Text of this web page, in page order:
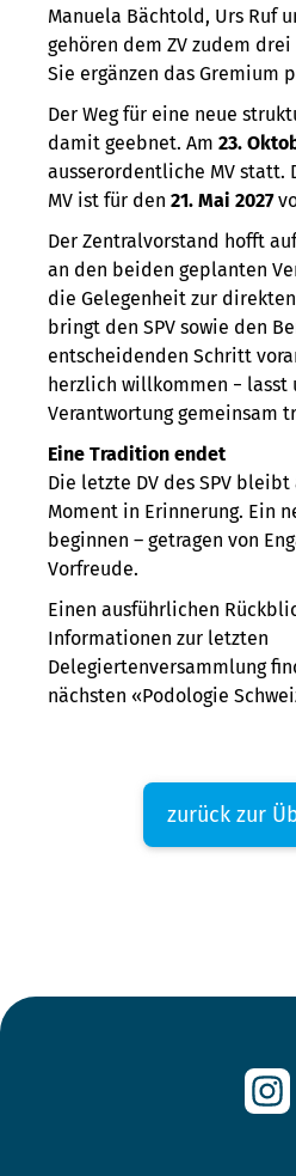
Manuela Bächtold, Urs Ruf
gehören dem ZV zudem
Sie ergänzen das Gremium
Der Weg für eine neue
damit geebnet. Am 23.
ausserordentliche MV statt.
MV ist für den 21. Mai 2027
Der Zentralvorstand hofft
an den beiden geplanten
die Gelegenheit zur
bringt den SPV sowie den
entscheidenden Schritt
herzlich willkommen − lasst
Verantwortung gemeinsam
Eine Tradition endet
Die letzte DV des SPV
Moment in Erinnerung. Ein
beginnen – getragen von
Vorfreude.
Einen ausführlichen
Informationen zur letzten
Delegiertenversammlung
nächsten «Podologie
zurück zur